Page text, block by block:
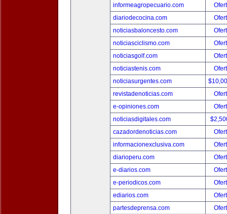
informeagropecuario.com
diariodecocina.com
noticiasbaloncesto.com
noticiasciclismo.com
noticiasgolf.com
noticiastenis.com
noticiasurgentes.com
revistadenoticias.com
e-opiniones.com
noticiasdigitales.com
cazadordenoticias.com
informacionexclusiva.com
diarioperu.com
e-diarios.com
e-periodicos.com
ediarios.com
partesdeprensa.com